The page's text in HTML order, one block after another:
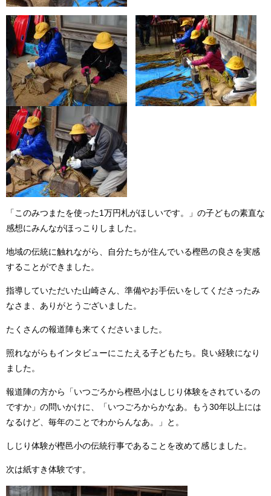
「このみつまたを使った1万円札がほしいです。」の子どもの素直な
感想にみんながほっこりしました。
地域の伝統に触れながら、自分たちが住んでいる樫邑の良さを実感
することができました。
指導していただいた山崎さん、準備やお手伝いをしてくださったみ
なさま、ありがとうございました。
たくさんの報道陣も来てくださいました。
照れながらもインタビューにこたえる子どもたち。良い経験になり
ました。
報道陣の方から「いつごろから樫邑小はしじり体験をされているの
ですか」の問いかけに、「いつごろからかなあ。もう30年以上には
なるけど、毎年のことでわからんなあ。」と。
しじり体験が樫邑小の伝統行事であることを改めて感じました。
次は紙すき体験です。